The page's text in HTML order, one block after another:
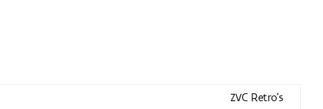
ZVC Retro's